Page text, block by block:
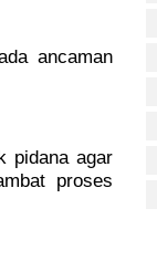
ancaman
pidana agar
proses